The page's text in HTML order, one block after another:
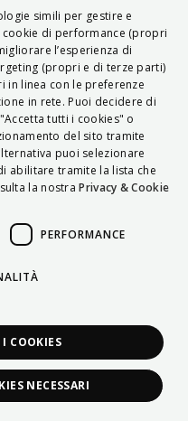
ITALIAN
ENGLISH
FRENCH
HUNGARIAN
DEUTSCH
POLSKI
PORTUGUÊS
simili per gestire e
di performance (propri
l’esperienza di
(propri e di terze parti)
in linea con le preferenze
in rete. Puoi decidere di
tutti i cookies" o
del sito tramite
puoi selezionare
abilitare tramite la lista che
la nostra Privacy & Cookie
PERFORMANCE
COOKIES
NECESSARI